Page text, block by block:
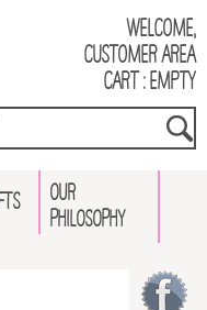
Welcome,
Customer Area
Cart : empty
OUR
PHILOSOPHY